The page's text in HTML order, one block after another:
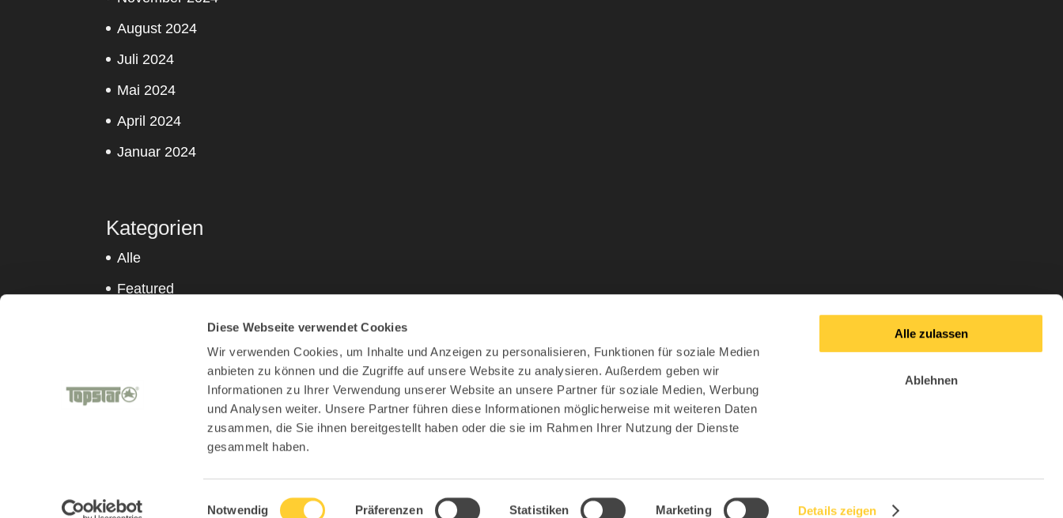
Diese Webseite verwendet Cookies
Wir verwenden Cookies, um Inhalte und Anzeigen zu personalisieren, Funktionen für soziale Medien
anbieten zu können und die Zugriffe auf unsere Website zu analysieren. Außerdem geben wir
Informationen zu Ihrer Verwendung unserer Website an unsere Partner für soziale Medien, Werbung
und Analysen weiter. Unsere Partner führen diese Informationen möglicherweise mit weiteren Daten
zusammen, die Sie ihnen bereitgestellt haben oder die sie im Rahmen Ihrer Nutzung der Dienste
gesammelt haben.
Einwilligungsauswahl
Notwendig Präferenzen Statistiken Marketing Details zeigen
Alle zulassen
Ablehnen
August 2024
Juli 2024
Mai 2024
April 2024
Januar 2024
Kategorien
Alle
Featured